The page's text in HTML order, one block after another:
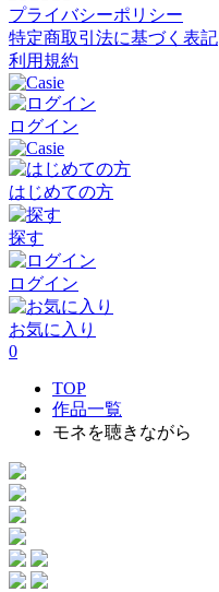
プライバシーポリシー
特定商取引法に基づく表記
利用規約
ログイン
はじめての方
探す
ログイン
お気に入り
0
TOP
作品一覧
モネを聴きながら